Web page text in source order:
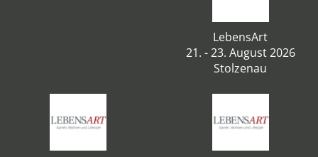
LebensArt
21. - 23. August 2026
Stolzenau